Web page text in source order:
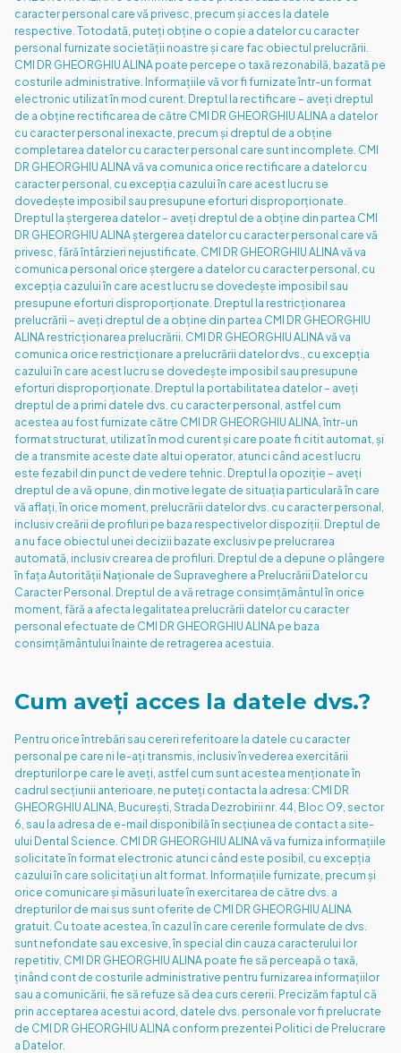
caracter personal care vă privesc, precum și acces la datele
respective. Totodată, puteți obține o copie a datelor cu caracter
personal furnizate societății noastre și care fac obiectul prelucrării.
CMI DR GHEORGHIU ALINA poate percepe o taxă rezonabilă, bazată pe
costurile administrative. Informațiile vă vor fi furnizate într-un format
electronic utilizat în mod curent. Dreptul la rectificare – aveți dreptul
de a obține rectificarea de către CMI DR GHEORGHIU ALINA a datelor
cu caracter personal inexacte, precum și dreptul de a obține
completarea datelor cu caracter personal care sunt incomplete. CMI
DR GHEORGHIU ALINA vă va comunica orice rectificare a datelor cu
caracter personal, cu excepția cazului în care acest lucru se
dovedește imposibil sau presupune eforturi disproporționate.
Dreptul la ștergerea datelor – aveți dreptul de a obține din partea CMI
DR GHEORGHIU ALINA ștergerea datelor cu caracter personal care vă
privesc, fără întârzieri nejustificate. CMI DR GHEORGHIU ALINA vă va
comunica personal orice ștergere a datelor cu caracter personal, cu
excepția cazului în care acest lucru se dovedește imposibil sau
presupune eforturi disproporționate. Dreptul la restricționarea
prelucrării – aveți dreptul de a obține din partea CMI DR GHEORGHIU
ALINA restricționarea prelucrării. CMI DR GHEORGHIU ALINA vă va
comunica orice restricționare a prelucrării datelor dvs., cu excepția
cazului în care acest lucru se dovedește imposibil sau presupune
eforturi disproporționate. Dreptul la portabilitatea datelor – aveți
dreptul de a primi datele dvs. cu caracter personal, astfel cum
acestea au fost furnizate către CMI DR GHEORGHIU ALINA, într-un
format structurat, utilizat în mod curent și care poate fi citit automat, și
de a transmite aceste date altui operator, atunci când acest lucru
este fezabil din punct de vedere tehnic. Dreptul la opoziție – aveți
dreptul de a vă opune, din motive legate de situația particulară în care
vă aflați, în orice moment, prelucrării datelor dvs. cu caracter personal,
inclusiv creării de profiluri pe baza respectivelor dispoziții. Dreptul de
a nu face obiectul unei decizii bazate exclusiv pe prelucrarea
automată, inclusiv crearea de profiluri. Dreptul de a depune o plângere
în fața Autorității Naționale de Supraveghere a Prelucrării Datelor cu
Caracter Personal. Dreptul de a vă retrage consimțământul în orice
moment, fără a afecta legalitatea prelucrării datelor cu caracter
personal efectuate de CMI DR GHEORGHIU ALINA pe baza
consimțământului înainte de retragerea acestuia.
Cum aveți acces la datele dvs.?
Pentru orice întrebări sau cereri referitoare la datele cu caracter
personal pe care ni le-ați transmis, inclusiv în vederea exercitării
drepturilor pe care le aveți, astfel cum sunt acestea menționate în
cadrul secțiunii anterioare, ne puteți contacta la adresa: CMI DR
GHEORGHIU ALINA, București, Strada Dezrobirii nr. 44, Bloc O9, sector
6, sau la adresa de e-mail disponibilă în secțiunea de contact a site-
ului Dental Science. CMI DR GHEORGHIU ALINA vă va furniza informațiile
solicitate în format electronic atunci când este posibil, cu excepția
cazului în care solicitați un alt format. Informațiile furnizate, precum și
orice comunicare și măsuri luate în exercitarea de către dvs. a
drepturilor de mai sus sunt oferite de CMI DR GHEORGHIU ALINA
gratuit. Cu toate acestea, în cazul în care cererile formulate de dvs.
sunt nefondate sau excesive, în special din cauza caracterului lor
repetitiv, CMI DR GHEORGHIU ALINA poate fie să perceapă o taxă,
ținând cont de costurile administrative pentru furnizarea informațiilor
sau a comunicării, fie să refuze să dea curs cererii. Precizăm faptul că
prin acceptarea acestui acord, datele dvs. personale vor fi prelucrate
de CMI DR GHEORGHIU ALINA conform prezentei Politici de Prelucrare
a Datelor.